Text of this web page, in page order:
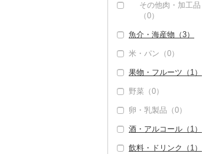
その他肉・加工品
（0）
魚介・海産物（3）
カニ（0）
エビ（1）
甘エビ（0）
ボタンエビ（0）
伊勢海老（0）
その他エビ（1）
いくら（0）
うに（0）
明太子・たらこ（1）
明太子（1）
その他魚卵（0）
米・パン（0）
果物・フルーツ（1）
ぶどう・マスカット
野菜（0）
卵・乳製品（0）
酒・アルコール（1）
ビール・発泡酒（1）
飲料・ドリンク（1）